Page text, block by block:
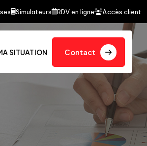
dans le journal quotidien
Simulateurs RDV en ligne Accès client
SITUATION Contact